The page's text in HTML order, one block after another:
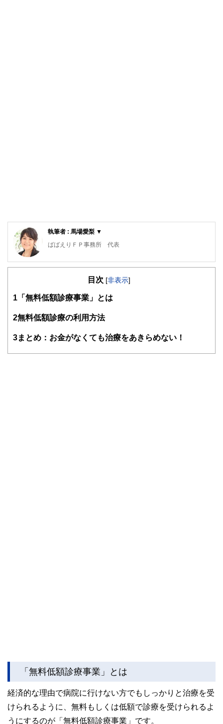
執筆者 : 馬場愛梨 ▼
ばばえりＦＰ事務所 代表
自身が過去に「貧困女子」状態でつらい思いをしたことか
つわる業界での勤務を経て、独立。
過去の自分のような、お金や仕事で悩みを抱えつつ毎日がん
と思われて避けられがち、でも大切なお金の話を、ゆるくほ
ぐしてお伝えする仕事をしています。平成元年生まれの大阪
目次 [非表示]
1 「無料低額診療事業」とは
2無料低額診療の利用方法
3まとめ：お金がなくても治療をあきらめない！
「無料低額診療事業」とは
経済的な理由で病院に行けない方でもしっかりと治療を受
けられるように、無料もしくは低額で診療を受けられるよ
うにするのが「無料低額診療事業」です。